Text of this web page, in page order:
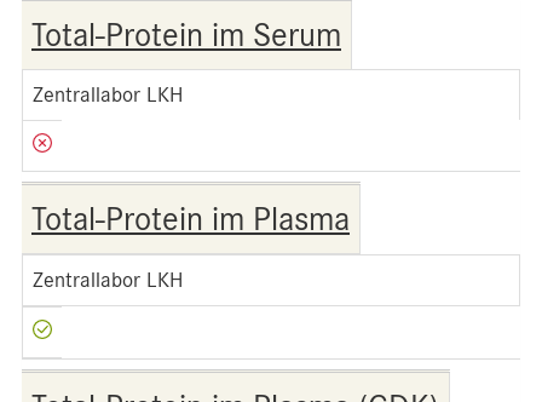
Total-Protein im Serum
Zentrallabor LKH
Total-Protein im Plasma
Zentrallabor LKH